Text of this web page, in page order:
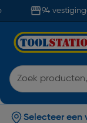
94
Selecteer een